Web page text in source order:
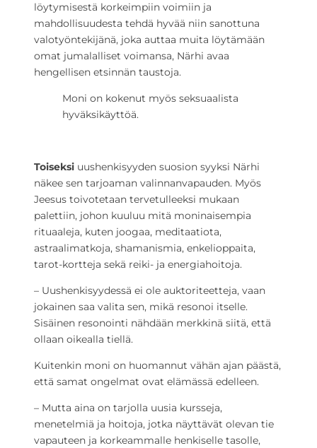
löytymisestä korkeimpiin voimiin ja
mahdollisuudesta tehdä hyvää niin sanottuna
valotyöntekijänä, joka auttaa muita löytämään
omat jumalalliset voimansa, Närhi avaa
hengellisen etsinnän taustoja.
Moni on kokenut myös seksuaalista
hyväksikäyttöä.
Toiseksi uushenkisyyden suosion syyksi Närhi
näkee sen tarjoaman valinnanvapauden. Myös
Jeesus toivotetaan tervetulleeksi mukaan
palettiin, johon kuuluu mitä moninaisempia
rituaaleja, kuten joogaa, meditaatiota,
astraalimatkoja, shamanismia, enkelioppaita,
tarot-kortteja sekä reiki- ja energiahoitoja.
– Uushenkisyydessä ei ole auktoriteetteja, vaan
jokainen saa valita sen, mikä resonoi itselle.
Sisäinen resonointi nähdään merkkinä siitä, että
ollaan oikealla tiellä.
Kuitenkin moni on huomannut vähän ajan päästä,
että samat ongelmat ovat elämässä edelleen.
– Mutta aina on tarjolla uusia kursseja,
menetelmiä ja hoitoja, jotka näyttävät olevan tie
vapauteen ja korkeammalle henkiselle tasolle,